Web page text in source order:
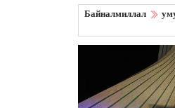
Байналмиллал